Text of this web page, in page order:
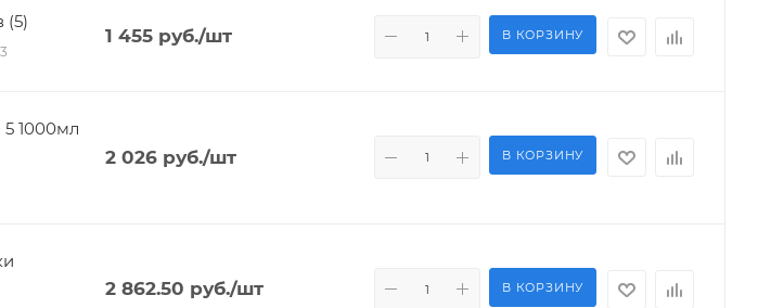
(5)
1 455руб./шт В КОРЗИНУ
2 026руб./шт В КОРЗИНУ
2 862.50 руб./шт В КОРЗИНУ